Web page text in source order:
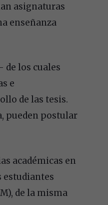
asignaturas
enseñanza
de los cuales
e
de las tesis.
pueden postular
académicas en
estudiantes
de la misma